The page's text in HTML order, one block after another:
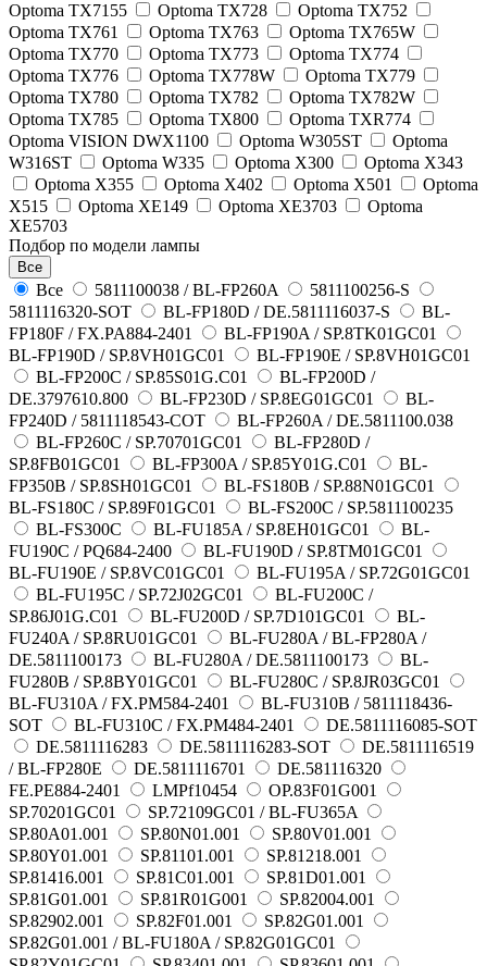
Optoma TX7155
Optoma TX728
Optoma TX752
Optoma TX761
Optoma TX763
Optoma TX765W
Optoma TX770
Optoma TX773
Optoma TX774
Optoma TX776
Optoma TX778W
Optoma TX779
Optoma TX780
Optoma TX782
Optoma TX782W
Optoma TX785
Optoma TX800
Optoma TXR774
Optoma VISION DWX1100
Optoma W305ST
Optoma
W316ST
Optoma W335 Optoma X300
Optoma X343
Optoma X355
Optoma X402 Optoma X501
Optoma
X515
Optoma XE149 Optoma XE3703
Optoma
XE5703
Подбор по модели лампы
Все
Все 5811100038 / BL-FP260A
5811100256-S
5811116320-SOT
BL-FP180D / DE.5811116037-S
BL-
FP180F / FX.PA884-2401
BL-FP190A / SP.8TK01GC01
BL-FP190D / SP.8VH01GC01
BL-FP190E / SP.8VH01GC01
BL-FP200C / SP.85S01G.C01
BL-FP200D /
DE.3797610.800
BL-FP230D / SP.8EG01GC01
BL-
FP240D / 5811118543-СОТ
BL-FP260A / DE.5811100.038
BL-FP260C / SP.70701GC01
BL-FP280D /
SP.8FB01GC01
BL-FP300A / SP.85Y01G.C01
BL-
FP350B / SP.8SH01GC01
BL-FS180B / SP.88N01GC01
BL-FS180C / SP.89F01GC01
BL-FS200C / SP.5811100235
BL-FS300C
BL-FU185A / SP.8EH01GC01
BL-
FU190C / PQ684-2400
BL-FU190D / SP.8TM01GC01
BL-FU190E / SP.8VC01GC01
BL-FU195A / SP.72G01GC01
BL-FU195C / SP.72J02GC01
BL-FU200C /
SP.86J01G.C01
BL-FU200D / SP.7D101GC01
BL-
FU240A / SP.8RU01GC01
BL-FU280A / BL-FP280A /
DE.5811100173
BL-FU280A / DE.5811100173
BL-
FU280B / SP.8BY01GC01
BL-FU280C / SP.8JR03GC01
BL-FU310A / FX.PM584-2401
BL-FU310B / 5811118436-
SOT
BL-FU310C / FX.PM484-2401
DE.5811116085-SOT
DE.5811116283
DE.5811116283-SOT
DE.5811116519
/ BL-FP280E
DE.5811116701
DE.581116320
FE.PE884-2401
LMPf10454
OP.83F01G001
SP.70201GC01
SP.72109GC01 / BL-FU365A
SP.80A01.001
SP.80N01.001
SP.80V01.001
SP.80Y01.001
SP.81101.001
SP.81218.001
SP.81416.001
SP.81C01.001
SP.81D01.001
SP.81G01.001
SP.81R01G001
SP.82004.001
SP.82902.001
SP.82F01.001
SP.82G01.001
SP.82G01.001 / BL-FU180A / SP.82G01GC01